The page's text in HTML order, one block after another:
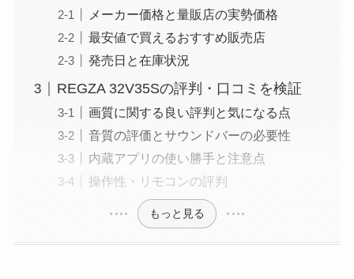
メーカー価格と量販店の実勢価格
最安値で買えるおすすめ販売店
発売日と在庫状況
REGZA 32V35Sの評判・口コミを検証
画質に関する良い評判と気になる点
音質の評価とサウンドバーの必要性
内蔵アプリの使い勝手と注意点
操作性・リモコンの評判
もっと見る